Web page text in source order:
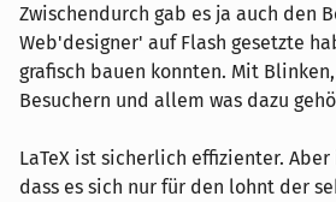
Zwischendurch gab es ja auch den
Web'designer' auf Flash gesetzte
grafisch bauen konnten. Mit
Besuchern und allem was dazu
LaTeX ist sicherlich effizienter.
dass es sich nur für den lohnt der